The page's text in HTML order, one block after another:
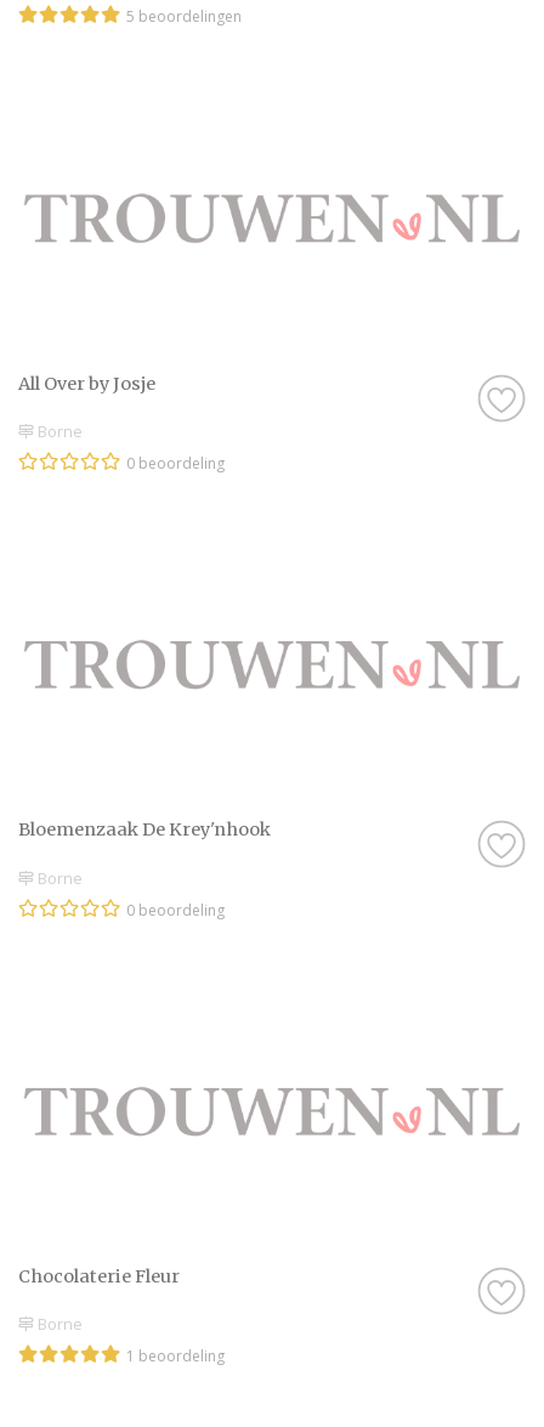
5 beoordelingen
All Over by Josje
Borne
0 beoordeling
Bloemenzaak De Krey'nhook
Borne
0 beoordeling
Chocolaterie Fleur
Borne
1 beoordeling